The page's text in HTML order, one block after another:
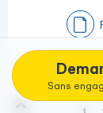
Sans